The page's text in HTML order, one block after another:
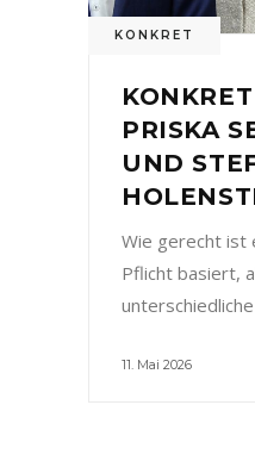
KONKRET
PRISKA
UND
Wie gerecht ist
Pflicht basiert,
11. Mai 2026